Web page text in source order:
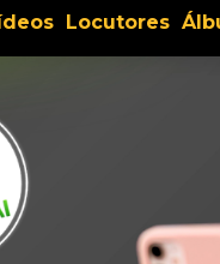
Locutores